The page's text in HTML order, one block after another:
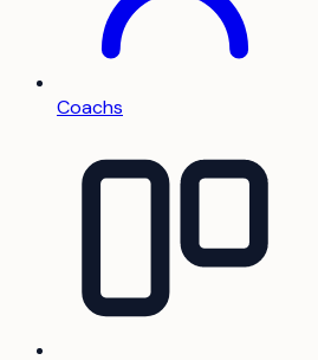
Coachs